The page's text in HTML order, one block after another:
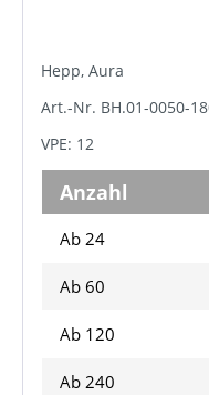
Hepp, Aura
Art.-Nr. BH.01-0050-
VPE: 12
Anzahl
Ab 24
Ab 60
Ab 120
Ab 240